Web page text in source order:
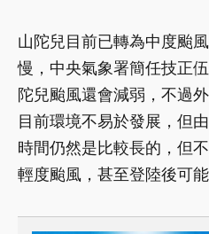
山陀兒目前已轉為中度颱
慢，中央氣象署簡任技正
陀兒颱風還會減弱，不過
目前環境不易於發展，但
時間仍然是比較長的，但
輕度颱風，甚至登陸後可